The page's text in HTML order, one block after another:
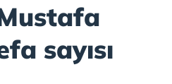
sayısı